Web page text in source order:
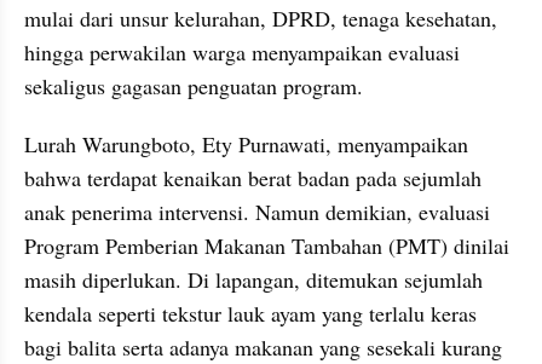
mulai dari unsur kelurahan, DPRD, tenaga kesehatan,
hingga perwakilan warga menyampaikan evaluasi
sekaligus gagasan penguatan program.
Lurah Warungboto, Ety Purnawati, menyampaikan
bahwa terdapat kenaikan berat badan pada sejumlah
anak penerima intervensi. Namun demikian, evaluasi
Program Pemberian Makanan Tambahan (PMT) dinilai
masih diperlukan. Di lapangan, ditemukan sejumlah
kendala seperti tekstur lauk ayam yang terlalu keras
bagi balita serta adanya makanan yang sesekali kurang